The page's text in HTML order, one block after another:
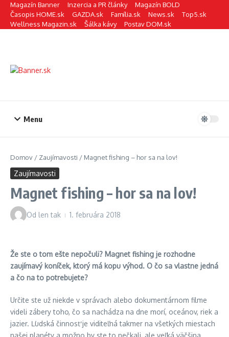
Preskočiť na obsah
Magazín Banner Inzercia a PR články
Magazín BOLD
Časopis HOME.sk
GAZDA.sk Família.sk News.sk
Top5.sk
Wellness Magazin.sk
Šálka kávy Postav DOM.sk
Menu
Domov / Zaujímavosti / Magnet fishing – hor sa na lov!
Zaujímavosti
Magnet fishing – hor sa na lov!
Od len tak 1. februára 2018
Že ste o tom ešte nepočuli? Magnet fishing je rozhodne
zaujímavý koníček, ktorý má kopu výhod. O čo sa vlastne jedná
a čo na to potrebujete?
Určite ste už niekde v správach alebo dokumentárnom filme
videli zábery toho, čo sa nachádza na dne morí, oceánov, riek a
jazier. Ľudská činnosť je viditeľná takmer na všetkých miestach
našej planéty a možno by ste to nečkali, ale veľká väčšina